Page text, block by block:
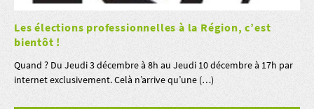
Les élections professionnelles à la Région, c’est
bientôt !
Quand ? Du Jeudi 3 décembre à 8h au Jeudi 10 décembre à 17h par
internet exclusivement. Celà n’arrive qu’une (…)